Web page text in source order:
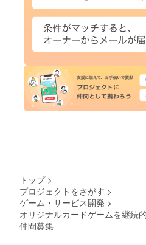
トップ >
プロジェクトをさがす >
ゲーム・サービス開発 >
オリジナルカードゲームを継続
仲間募集